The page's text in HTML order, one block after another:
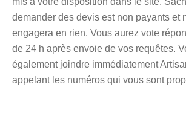
demander des devis est non payants et
engagera en rien. Vous aurez vote
de 24 h après envoie de vos requêtes.
également joindre immédiatement
appelant les numéros qui vous sont